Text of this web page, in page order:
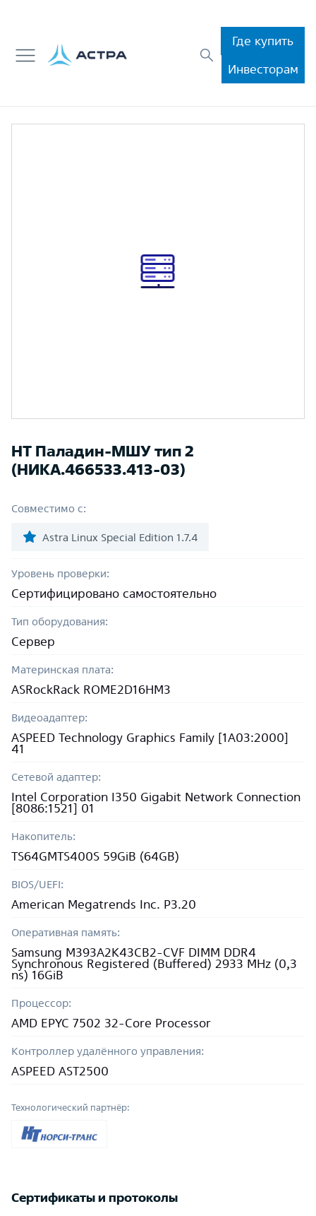
Где купить
Инвесторам
НТ Паладин-МШУ тип 2
(НИКА.466533.413-03)
Совместимо с:
Astra Linux Special Edition 1.7.4
Уровень проверки:
Сертифицировано самостоятельно
Тип оборудования:
Сервер
Материнская плата:
ASRockRack ROME2D16HM3
Видеоадаптер:
ASPEED Technology Graphics Family [1A03:2000]
41
Сетевой адаптер:
Intel Corporation I350 Gigabit Network Connection
[8086:1521] 01
Накопитель:
TS64GMTS400S 59GiB (64GB)
BIOS/UEFI:
American Megatrends Inc. P3.20
Оперативная память:
Samsung M393A2K43CB2-CVF DIMM DDR4
Synchronous Registered (Buffered) 2933 MHz (0,3
ns) 16GiB
Процессор:
AMD EPYC 7502 32-Core Processor
Контроллер удалённого управления:
ASPEED AST2500
Технологический партнёр:
Сертификаты и протоколы